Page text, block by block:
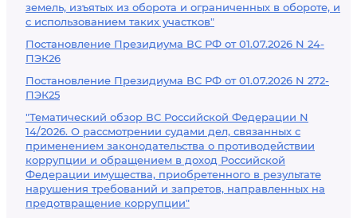
земель, изъятых из оборота и ограниченных в обороте, и
с использованием таких участков"
Постановление Президиума ВС РФ от 01.07.2026 N 24-
ПЭК26
Постановление Президиума ВС РФ от 01.07.2026 N 272-
ПЭК25
"Тематический обзор ВС Российской Федерации N
14/2026. О рассмотрении судами дел, связанных с
применением законодательства о противодействии
коррупции и обращением в доход Российской
Федерации имущества, приобретенного в результате
нарушения требований и запретов, направленных на
предотвращение коррупции"